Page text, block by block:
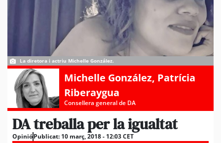
La diretora i actriu Michelle González.
Michelle González, Patrícia
Riberaygua
Consellera general de DA
DA treballa per la igualtat
OpinióPublicat: 10 març, 2018 - 12:03 CET